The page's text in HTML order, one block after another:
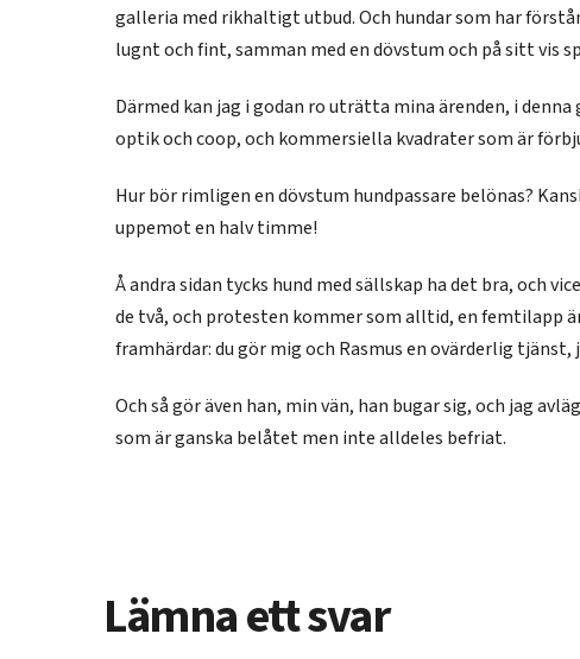
galleria med rikhaltigt utbud. Och hundar som har
lugnt och fint, samman med en dövstum och på sitt vis
Därmed kan jag i godan ro uträtta mina ärenden, i
optik och coop, och kommersiella kvadrater som är
Hur bör rimligen en dövstum hundpassare belönas?
uppemot en halv timme!
Å andra sidan tycks hund med sällskap ha det bra, och
de två, och protesten kommer som alltid, en femtilapp
framhärdar: du gör mig och Rasmus en ovärderlig tjänst,
Och så gör även han, min vän, han bugar sig, och jag
som är ganska belåtet men inte alldeles befriat.
Lämna ett svar